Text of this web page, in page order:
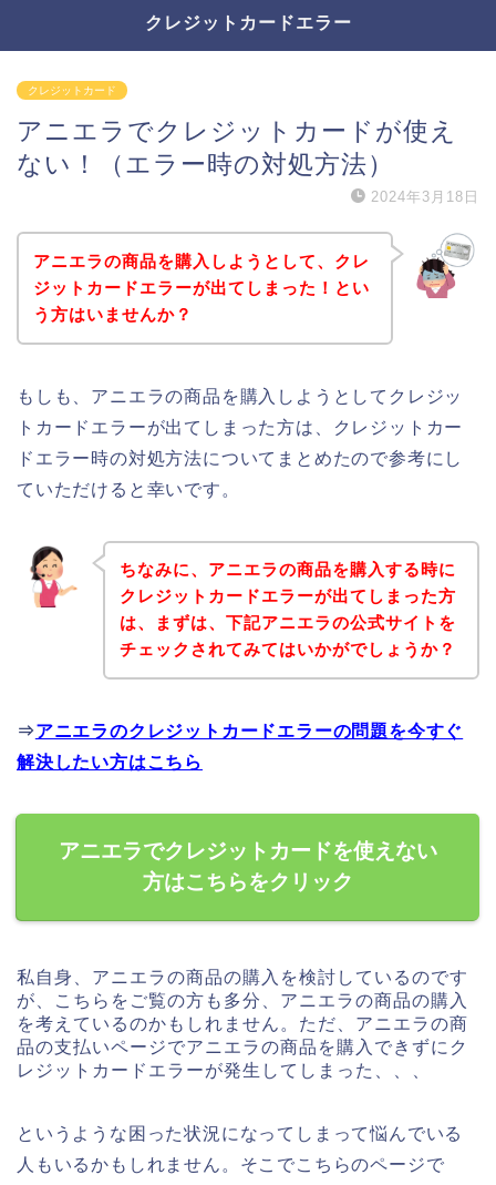
クレジットカードエラー
クレジットカード
アニエラでクレジットカードが使え
ない！（エラー時の対処方法）
2024年3月18日
アニエラの商品を購入しようとして、クレ
ジットカードエラーが出てしまった！とい
う方はいませんか？
もしも、アニエラの商品を購入しようとしてクレジッ
トカードエラーが出てしまった方は、クレジットカー
ドエラー時の対処方法についてまとめたので参考にし
ていただけると幸いです。
ちなみに、アニエラの商品を購入する時に
クレジットカードエラーが出てしまった方
は、まずは、下記アニエラの公式サイトを
チェックされてみてはいかがでしょうか？
⇒アニエラのクレジットカードエラーの問題を今すぐ
解決したい方はこちら
アニエラでクレジットカードを使えない
方はこちらをクリック
私自身、アニエラの商品の購入を検討しているのです
が、こちらをご覧の方も多分、アニエラの商品の購入
を考えているのかもしれません。ただ、アニエラの商
品の支払いページでアニエラの商品を購入できずにク
レジットカードエラーが発生してしまった、、、
というような困った状況になってしまって悩んでいる
人もいるかもしれません。そこでこちらのページで